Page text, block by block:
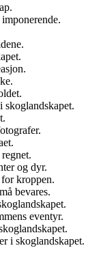
skoglandskapet.
og dyr.
kroppen.
bevares.
eventyr.
i skoglandskapet.